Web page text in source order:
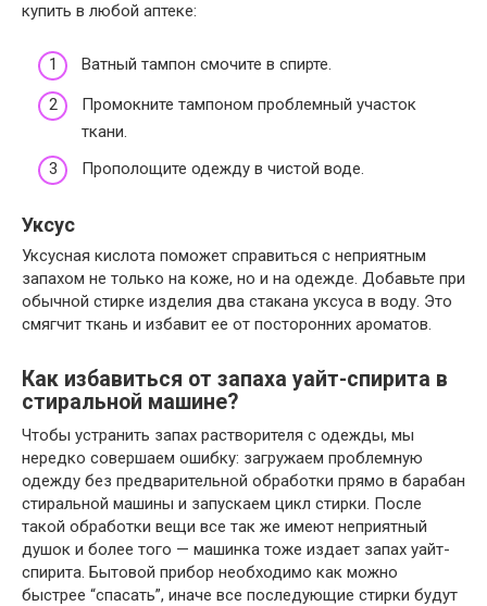
купить в любой аптеке:
Ватный тампон смочите в спирте.
Промокните тампоном проблемный участок
ткани.
Прополощите одежду в чистой воде.
Уксус
Уксусная кислота поможет справиться с неприятным
запахом не только на коже, но и на одежде. Добавьте при
обычной стирке изделия два стакана уксуса в воду. Это
смягчит ткань и избавит ее от посторонних ароматов.
Как избавиться от запаха уайт-спирита в
стиральной машине?
Чтобы устранить запах растворителя с одежды, мы
нередко совершаем ошибку: загружаем проблемную
одежду без предварительной обработки прямо в барабан
стиральной машины и запускаем цикл стирки. После
такой обработки вещи все так же имеют неприятный
душок и более того — машинка тоже издает запах уайт-
спирита. Бытовой прибор необходимо как можно
быстрее “спасать”, иначе все последующие стирки будут